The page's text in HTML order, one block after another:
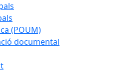
(POUM)
documental